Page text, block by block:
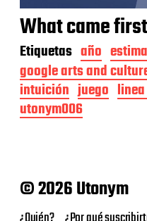
What came
Etiquetas año
google arts and
intuición juego
utonym006
© 2026 Utonym